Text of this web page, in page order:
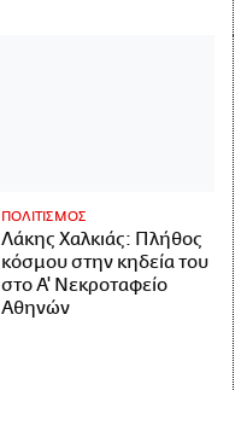
ΠΟΛΙΤΙΣΜΟΣ
Λάκης Χαλκιάς: Πλήθος
κόσμου στην κηδεία του
στο Α' Νεκροταφείο
Αθηνών